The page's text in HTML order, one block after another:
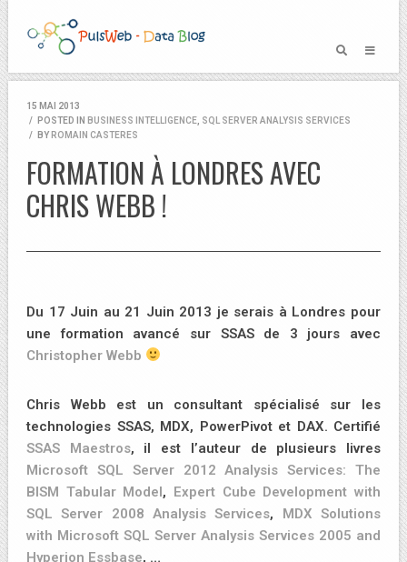
15 MAI 2013
/
POSTED IN BUSINESS INTELLIGENCE SQL SERVER ANALYSIS SERVICES
/
BY ROMAIN CASTERES
FORMATION À LONDRES AVEC
CHRIS WEBB !
Du 17 Juin au 21 Juin 2013 je serais à Londres pour
une formation avancé sur SSAS de 3 jours avec
Christopher Webb
Chris Webb est un consultant spécialisé sur les
technologies SSAS, MDX, PowerPivot et DAX. Certifié
SSAS Maestros, il est l’auteur de plusieurs livres
Microsoft SQL Server 2012 Analysis Services: The
BISM Tabular Model, Expert Cube Development with
SQL Server 2008 Analysis Services, MDX Solutions
with Microsoft SQL Server Analysis Services 2005 and
Hyperion Essbase, …